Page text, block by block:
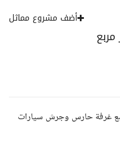
أضف مشروع مماثل
غرفة حارس وجرش سيارات